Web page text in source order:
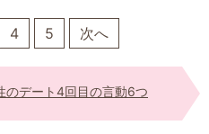
4 5 次へ
のデート4回目の言動6つ